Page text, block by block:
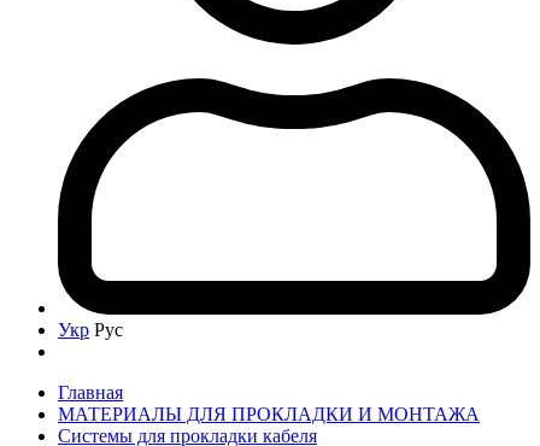
Укр Рус
Главная
МАТЕРИАЛЫ ДЛЯ ПРОКЛАДКИ И МОНТАЖА
Системы для прокладки кабеля